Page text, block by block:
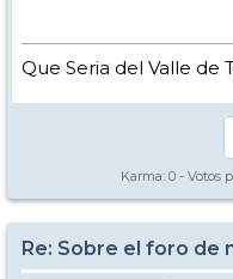
Que Seria del Valle de
Karma: 0 - Votos
Re: Sobre el foro de